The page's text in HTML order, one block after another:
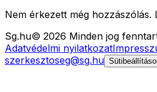
Nem érkezett még hozzászólás.
Sg.hu© 2026 Minden jog
Adatvédelmi nyilatkozat
szerkesztoseg@sg.hu